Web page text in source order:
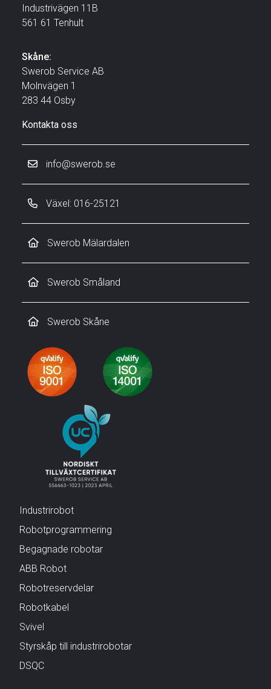
Industrivägen 11B
561 61 Tenhult
Skåne:
Swerob Service AB
Molnvägen 1
283 44 Osby
Kontakta oss
info@swerob.se
Växel: 016-25121
Swerob Mälardalen
Swerob Småland
Swerob Skåne
Industrirobot
Robotprogrammering
Begagnade robotar
ABB Robot
Robotreservdelar
Robotkabel
Svivel
Styrskåp till industrirobotar
DSQC